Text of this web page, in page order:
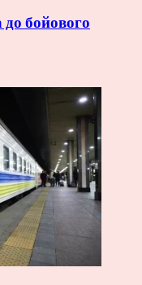
бойового